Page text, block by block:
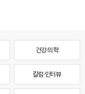
건강·의학
칼럼·인터뷰